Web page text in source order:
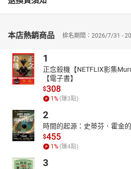
本店熱銷商品 排名期間：2026/7/31 -
1
正念殺機【NETFLIX影集
【電子書】
$308
1% (賺3點)
2
時間的起源：史蒂芬．霍金
$455
1% (賺4點)
3